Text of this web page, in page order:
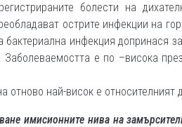
болести на
острите инфекции на
бактериална инфекция допринася
е по –висока
отново най-висок е
имисионните нива на